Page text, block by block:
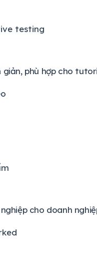
testing
phù hợp cho
cho doanh